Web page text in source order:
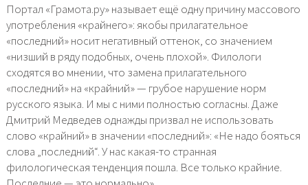
Портал «Грамота.ру» называет ещё одну причину массового
употребления «крайнего»: якобы прилагательное
«последний» носит негативный оттенок, со значением
«низший в ряду подобных, очень плохой». Филологи
сходятся во мнении, что замена прилагательного
«последний» на «крайний» — грубое нарушение норм
русского языка. И мы с ними полностью согласны. Даже
Дмитрий Медведев однажды призвал не использовать
слово «крайний» в значении «последний»: «Не надо бояться
слова „последний“. У нас какая-то странная
филологическая тенденция пошла. Все только крайние.